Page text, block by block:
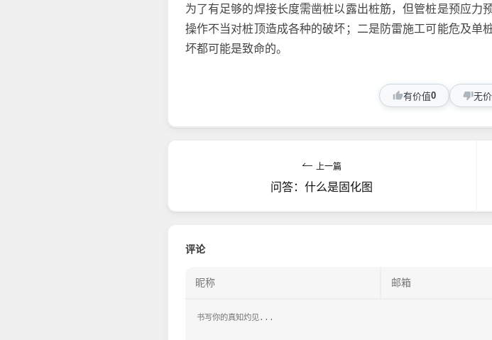
为了有足够的焊接长度需凿桩以露出桩筋，但管桩是预应
操作不当对桩顶造成各种的破坏；二是防雷施工可能危及单
坏都可能是致命的。
有价值0 无
上一篇
问答：什么是固化图
评论